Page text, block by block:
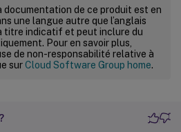
documentation de ce produit est en
une langue autre que l’anglais
titre indicatif et peut inclure du
Pour en savoir plus,
de non-responsabilité relative à
surCloud Software Group home.